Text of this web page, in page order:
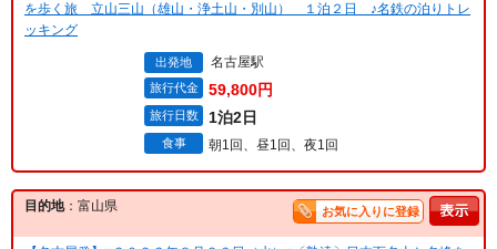
を歩く旅 立山三山（雄山・浄土山・別山） １泊２日 ♪名鉄の泊りトレ
ッキング
出発地 名古屋駅
旅行代金 59,800円
旅行日数 1泊2日
食事 朝1回、昼1回、夜1回
目的地：富山県 お気に入りに登録